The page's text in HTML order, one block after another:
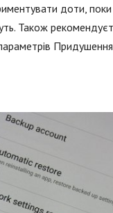
доти,
Також
Придушення